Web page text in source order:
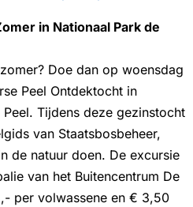
in Nationaal Park de
Doe dan op woensdag
Peel Ontdektocht in
Tijdens deze gezinstocht
van Staatsbosbeheer,
de natuur doen. De excursie
van het Buitencentrum De
per volwassene en € 3,50